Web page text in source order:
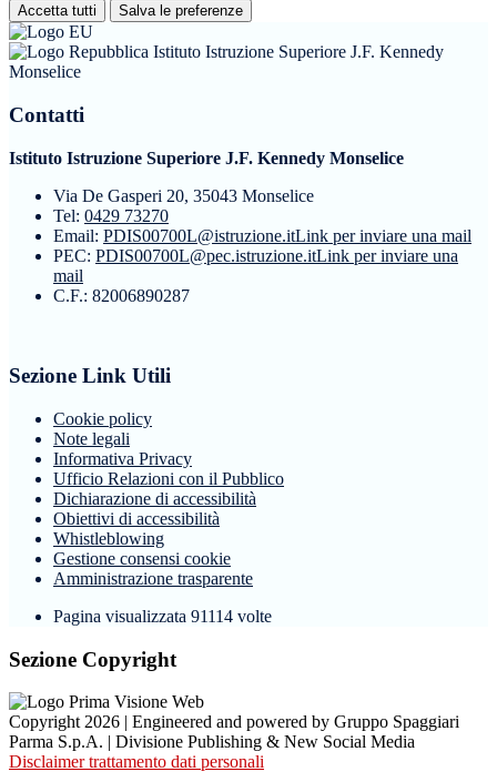
Accetta tutti Salva le preferenze
Istituto Istruzione Superiore J.F. Kennedy
Monselice
Contatti
Istituto Istruzione Superiore J.F. Kennedy Monselice
Via De Gasperi 20, 35043 Monselice
Tel: 0429 73270
Email: PDIS00700L@istruzione.itLink per inviare una mail
PEC: PDIS00700L@pec.istruzione.itLink per inviare una
mail
C.F.: 82006890287
Sezione Link Utili
Cookie policy
Note legali
Informativa Privacy
Ufficio Relazioni con il Pubblico
Dichiarazione di accessibilità
Obiettivi di accessibilità
Whistleblowing
Gestione consensi cookie
Amministrazione trasparente
Pagina visualizzata 91114 volte
Sezione Copyright
Copyright 2026 | Engineered and powered by Gruppo Spaggiari
Parma S.p.A. | Divisione Publishing & New Social Media
Disclaimer trattamento dati personali